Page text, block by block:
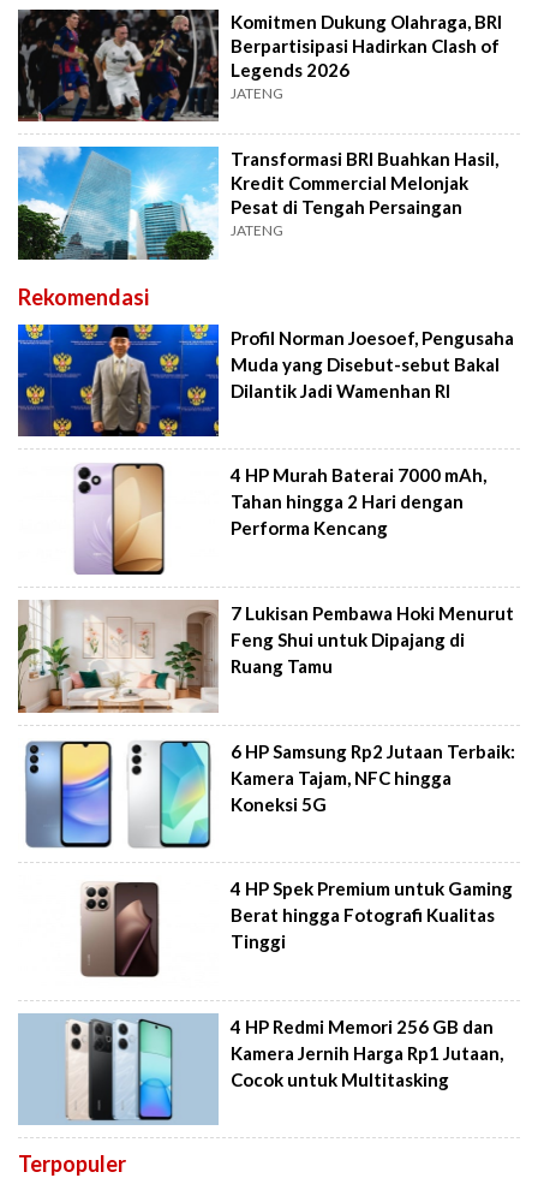
Komitmen Dukung Olahraga, BRI
Berpartisipasi Hadirkan Clash of
Legends 2026
JATENG
Transformasi BRI Buahkan Hasil,
Kredit Commercial Melonjak
Pesat di Tengah Persaingan
JATENG
Rekomendasi
Profil Norman Joesoef, Pengusaha
Muda yang Disebut-sebut Bakal
Dilantik Jadi Wamenhan RI
4 HP Murah Baterai 7000 mAh,
Tahan hingga 2 Hari dengan
Performa Kencang
7 Lukisan Pembawa Hoki Menurut
Feng Shui untuk Dipajang di
Ruang Tamu
6 HP Samsung Rp2 Jutaan Terbaik:
Kamera Tajam, NFC hingga
Koneksi 5G
4 HP Spek Premium untuk Gaming
Berat hingga Fotografi Kualitas
Tinggi
4 HP Redmi Memori 256 GB dan
Kamera Jernih Harga Rp1 Jutaan,
Cocok untuk Multitasking
Terpopuler